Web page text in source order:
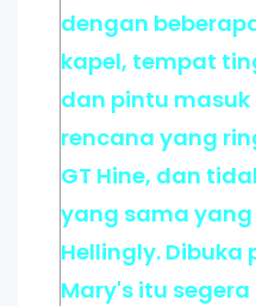
dengan
kapel, tempat
dan pintu
rencana yang
GT Hine, dan
yang sama
Hellingly. Dibuka
Mary's itu